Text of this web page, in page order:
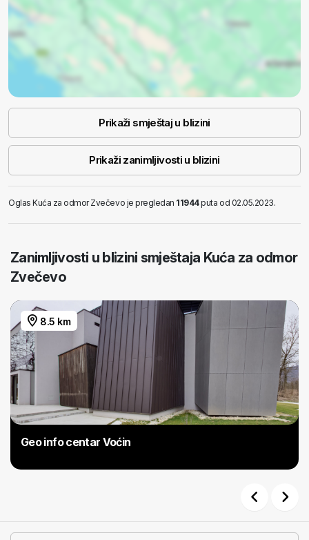
Prikaži smještaj u blizini
Prikaži zanimljivosti u blizini
Oglas Kuća za odmor Zvečevo je pregledan 11944puta od 02.05.2023.
Zanimljivosti u blizini smještaja Kuća za odmor
Zvečevo
8.5 km
Geo info centar Voćin